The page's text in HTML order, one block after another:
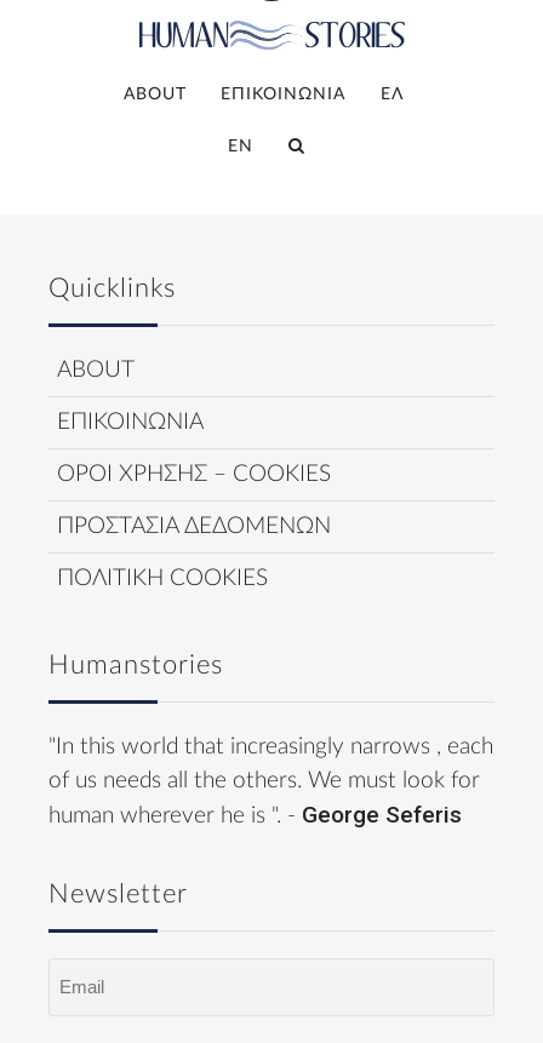
ABOUT ΕΠΙΚΟΙΝΩΝΙΑ ΕΛ
EN
Quicklinks
ABOUT
ΕΠΙΚΟΙΝΩΝΙΑ
ΟΡΟΙ ΧΡΗΣΗΣ – COOKIES
ΠΡΟΣΤΑΣΙΑ ΔΕΔΟΜΕΝΩΝ
ΠΟΛΙΤΙΚΗ COOKIES
Humanstories
"In this world that increasingly narrows , each
of us needs all the others. We must look for
human wherever he is ". - George Seferis
Newsletter